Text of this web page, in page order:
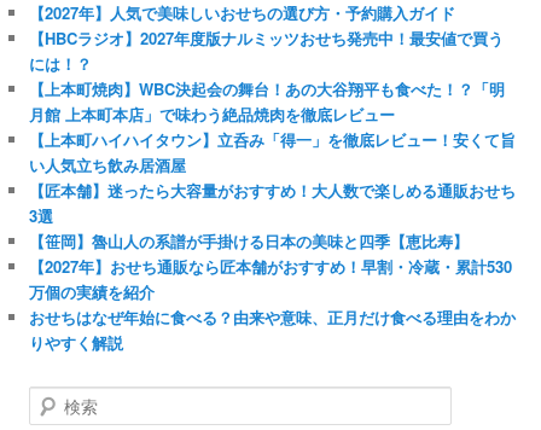
【2027年】人気で美味しいおせちの選び方・予約購入ガイド
【HBCラジオ】2027年度版ナルミッツおせち発売中！最安値で買う
には！？
【上本町焼肉】WBC決起会の舞台！あの大谷翔平も食べた！？「明
月館 上本町本店」で味わう絶品焼肉を徹底レビュー
【上本町ハイハイタウン】立呑み「得一」を徹底レビュー！安くて旨
い人気立ち飲み居酒屋
【匠本舗】迷ったら大容量がおすすめ！大人数で楽しめる通販おせち
3選
【笹岡】魯山人の系譜が手掛ける日本の美味と四季【恵比寿】
【2027年】おせち通販なら匠本舗がおすすめ！早割・冷蔵・累計530
万個の実績を紹介
おせちはなぜ年始に食べる？由来や意味、正月だけ食べる理由をわか
りやすく解説
検
索